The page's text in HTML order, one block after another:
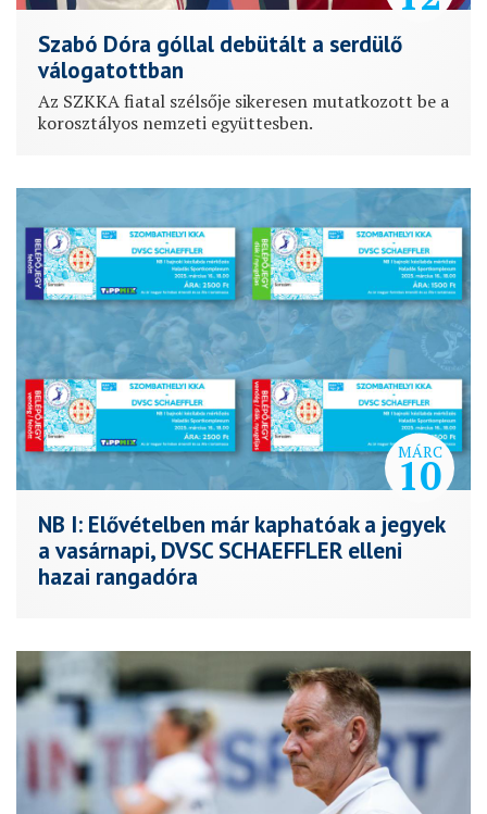
Szabó Dóra góllal debütált a serdülő
válogatottban
Az SZKKA fiatal szélsője sikeresen mutatkozott be a
korosztályos nemzeti együttesben.
MÁRC
10
NB I: Elővételben már kaphatóak a jegyek
a vasárnapi, DVSC SCHAEFFLER elleni
hazai rangadóra